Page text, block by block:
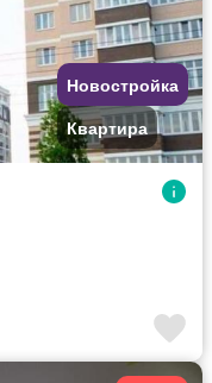
Новостройка
Квартира